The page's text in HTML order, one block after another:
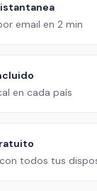
email en 2 min
en cada país
todos tus